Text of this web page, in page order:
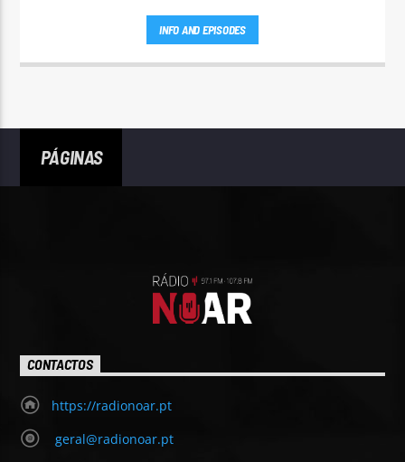
INFO AND EPISODES
PÁGINAS
CONTACTOS
https://radionoar.pt
geral@radionoar.pt